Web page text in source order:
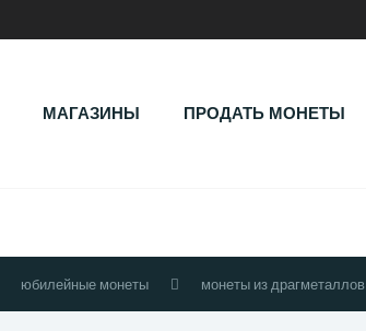
МАГАЗИНЫ ПРОДАТЬ МОНЕТЫ
юбилейные монеты монеты из драгметаллов